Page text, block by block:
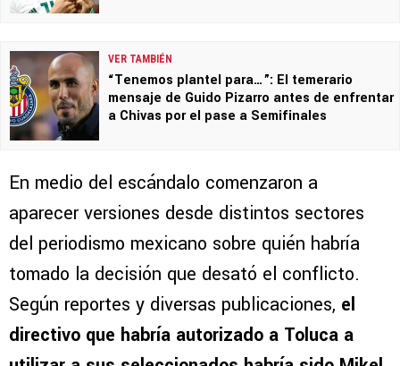
VER TAMBIÉN
“Tenemos plantel para…”: El temerario
mensaje de Guido Pizarro antes de enfrentar
a Chivas por el pase a Semifinales
En medio del escándalo comenzaron a
aparecer versiones desde distintos sectores
del periodismo mexicano sobre quién habría
tomado la decisión que desató el conflicto.
Según reportes y diversas publicaciones, el
directivo que habría autorizado a Toluca a